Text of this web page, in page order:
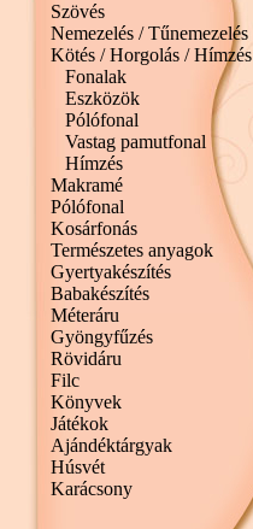
Szövés
Nemezelés / Tűnemezelés
Kötés / Horgolás / Hímzés
Fonalak
Eszközök
Pólófonal
Vastag pamutfonal
Hímzés
Makramé
Pólófonal
Kosárfonás
Természetes anyagok
Gyertyakészítés
Babakészítés
Méteráru
Gyöngyfűzés
Rövidáru
Filc
Könyvek
Játékok
Ajándéktárgyak
Húsvét
Karácsony